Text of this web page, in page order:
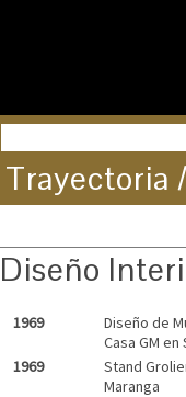
Trayectoria
Diseño
1969
Diseño de
Casa GM en
1969
Stand
Maranga